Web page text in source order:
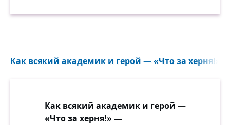
Как всякий академик и герой — «Что за херня!»
Как всякий академик и герой —
«Что за херня!» —